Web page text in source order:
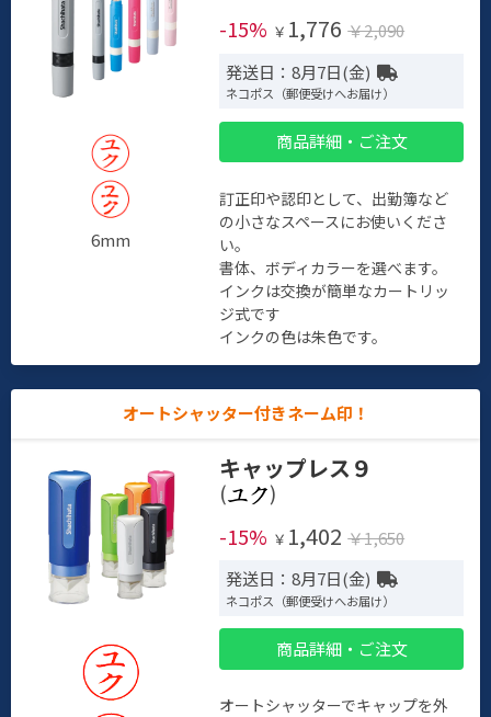
6mm
-15% ￥ 1,776 ￥2,090
発送日：8月7日(金)
ネコポス（郵便受けへお届け）
商品詳細・ご注文
訂正印や認印として、出勤簿など
の小さなスペースにお使いくださ
い。
書体、ボディカラーを選べます。
インクは交換が簡単なカートリッ
ジ式です
インクの色は朱色です。
オートシャッター付きネーム印！
キャップレス９
(
)
-15% ￥ 1,402 ￥1,650
発送日：8月7日(金)
ネコポス（郵便受けへお届け）
商品詳細・ご注文
オートシャッターでキャップを外